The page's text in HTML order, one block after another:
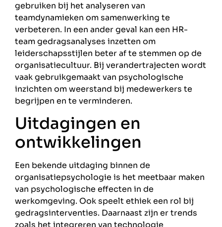
gebruiken bij het analyseren van
teamdynamieken om samenwerking te
verbeteren. In een ander geval kan een HR-
team gedragsanalyses inzetten om
leiderschapsstijlen beter af te stemmen op de
organisatiecultuur. Bij verandertrajecten wordt
vaak gebruikgemaakt van psychologische
inzichten om weerstand bij medewerkers te
begrijpen en te verminderen.
Uitdagingen en
ontwikkelingen
Een bekende uitdaging binnen de
organisatiepsychologie is het meetbaar maken
van psychologische effecten in de
werkomgeving. Ook speelt ethiek een rol bij
gedragsinterventies. Daarnaast zijn er trends